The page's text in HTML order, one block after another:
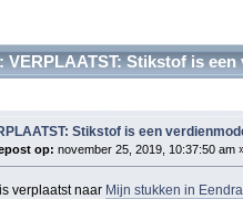
VERPLAATST: Stikstof is
Stikstof is een
op: november 25, 2019, 10:37:50 am
verplaatst naar Mijn stukken in